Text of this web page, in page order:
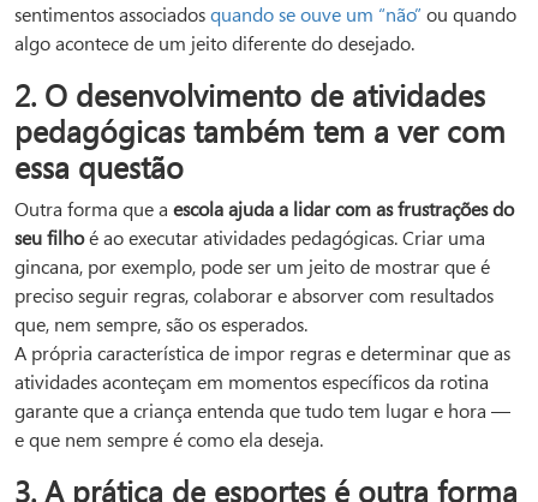
sentimentos associadosquando se ouve um “não” ou quando
algo acontece de um jeito diferente do desejado.
2. O desenvolvimento de atividades
pedagógicas também tem a ver com
essa questão
Outra forma que a escola ajuda a lidar com as frustrações do
seu filhoé ao executar atividades pedagógicas. Criar uma
gincana, por exemplo, pode ser um jeito de mostrar que é
preciso seguir regras, colaborar e absorver com resultados
que, nem sempre, são os esperados.
A própria característica de impor regras e determinar que as
atividades aconteçam em momentos específicos da rotina
garante que a criança entenda que tudo tem lugar e hora —
e que nem sempre é como ela deseja.
3. A prática de esportes é outra forma